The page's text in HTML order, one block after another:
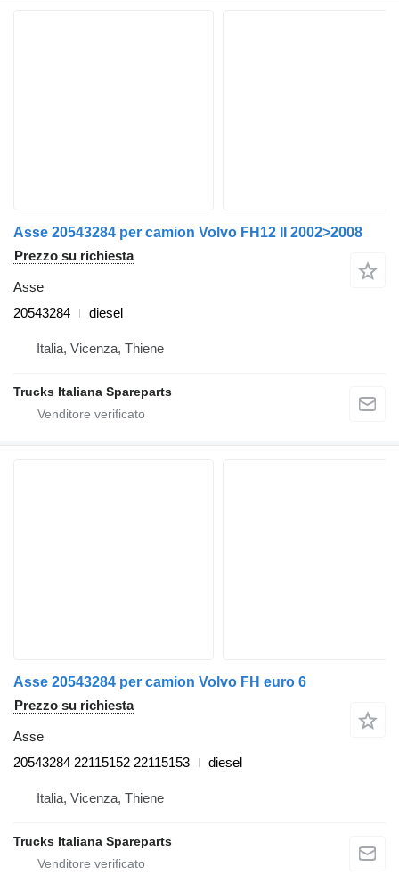
Asse 20543284 per camion Volvo FH12 II 2002>2008
Prezzo su richiesta
Asse
20543284
diesel
Italia, Vicenza, Thiene
Trucks Italiana Spareparts
Asse 20543284 per camion Volvo FH euro 6
Prezzo su richiesta
Asse
20543284 22115152 22115153
diesel
Italia, Vicenza, Thiene
Trucks Italiana Spareparts